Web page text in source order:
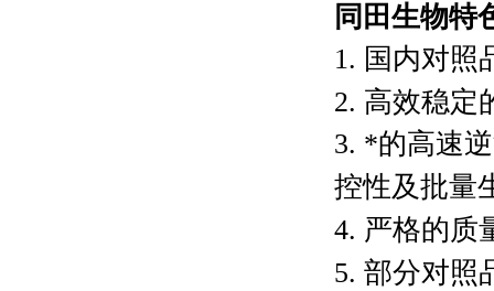
同田生物特
1. 国内对照
2. 高效稳定
3. *的高速
控性及批量
4. 严格的质
5. 部分对照